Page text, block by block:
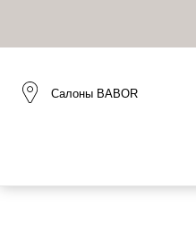
Салоны BABOR